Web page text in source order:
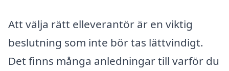
Att välja rätt elleverantör är en viktig
beslutning som inte bör tas lättvindigt.
Det finns många anledningar till varför du